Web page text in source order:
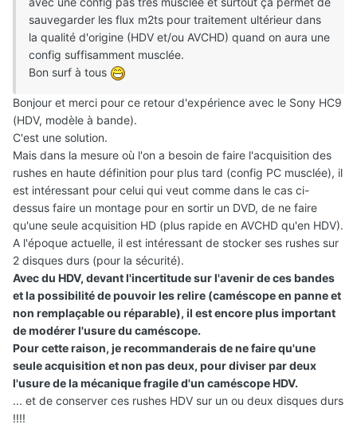
sauvegarder les flux m2ts pour traitement ultérieur dans
la qualité d'origine (HDV et/ou AVCHD) quand on aura une
config suffisamment musclée.
Bon surf à tous
Bonjour et merci pour ce retour d'expérience avec le Sony HC9
(HDV, modèle à bande).
C'est une solution.
Mais dans la mesure où l'on a besoin de faire l'acquisition des
rushes en haute définition pour plus tard (config PC musclée), il
est intéressant pour celui qui veut comme dans le cas ci-
dessus faire un montage pour en sortir un DVD, de ne faire
qu'une seule acquisition HD (plus rapide en AVCHD qu'en HDV).
A l'époque actuelle, il est intéressant de stocker ses rushes sur
2 disques durs (pour la sécurité).
Avec du HDV, devant l'incertitude sur l'avenir de ces bandes
et la possibilité de pouvoir les relire (caméscope en panne et
non remplaçable ou réparable), il est encore plus important
de modérer l'usure du caméscope.
Pour cette raison, je recommanderais de ne faire qu'une
seule acquisition et non pas deux, pour diviser par deux
l'usure de la mécanique fragile d'un caméscope HDV.
... et de conserver ces rushes HDV sur un ou deux disques durs
!!!!